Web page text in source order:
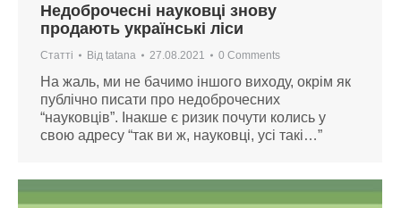
Недоброчесні науковці знову
продають українські ліси
Статті Від tatana 27.08.2021 0 Comments
На жаль, ми не бачимо іншого виходу, окрім як
публічно писати про недоброчесних
“науковців”. Інакше є ризик почути колись у
свою адресу “так ви ж, науковці, усі такі…”